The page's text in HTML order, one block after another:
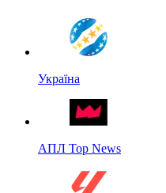
Україна
АПЛ Top News